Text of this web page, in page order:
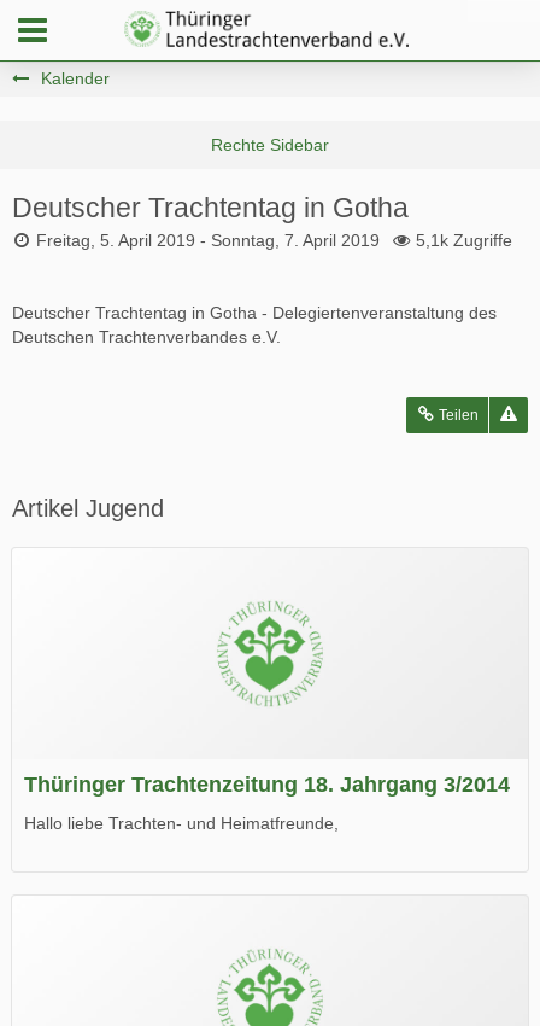
Kalender
Deutscher Trachtentag in Gotha
Freitag, 5. April 2019 - Sonntag, 7. April 2019 5,1k Zugriffe
Deutscher Trachtentag in Gotha - Delegiertenveranstaltung des
Deutschen Trachtenverbandes e.V.
Teilen
Artikel Jugend
Thüringer Trachtenzeitung 18. Jahrgang 3/2014
Hallo liebe Trachten- und Heimatfreunde,
Wir wünschen Euch viel Spaß beim Lesen.